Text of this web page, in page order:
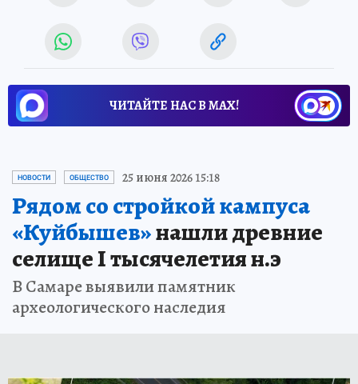
ЧИТАЙТЕ НАС В МАХ!
НОВОСТИ ОБЩЕСТВО 25 июня 2026 15:18
Рядом со стройкой кампуса
«Куйбышев»нашли древние
селище I тысячелетия н.э
В Самаре выявили памятник
археологического наследия